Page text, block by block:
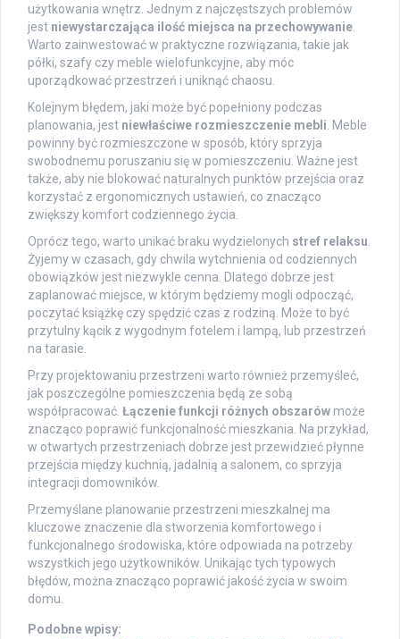
użytkowania wnętrz. Jednym z najczęstszych problemów
jest niewystarczająca ilość miejsca na przechowywanie
Warto zainwestować w praktyczne rozwiązania, takie jak
półki, szafy czy meble wielofunkcyjne, aby móc
uporządkować przestrzeń i uniknąć chaosu.
Kolejnym błędem, jaki może być popełniony podczas
planowania, jest niewłaściwe rozmieszczenie mebli . Meble
powinny być rozmieszczone w sposób, który sprzyja
swobodnemu poruszaniu się w pomieszczeniu. Ważne jest
także, aby nie blokować naturalnych punktów przejścia oraz
korzystać z ergonomicznych ustawień, co znacząco
zwiększy komfort codziennego życia.
Oprócz tego, warto unikać braku wydzielonych stref relaksu
Żyjemy w czasach, gdy chwila wytchnienia od codziennych
obowiązków jest niezwykle cenna. Dlatego dobrze jest
zaplanować miejsce, w którym będziemy mogli odpocząć,
poczytać książkę czy spędzić czas z rodziną. Może to być
przytulny kącik z wygodnym fotelem i lampą, lub przestrzeń
na tarasie.
Przy projektowaniu przestrzeni warto również przemyśleć,
jak poszczególne pomieszczenia będą ze sobą
współpracować. Łączenie funkcji różnych obszarów może
znacząco poprawić funkcjonalność mieszkania. Na przykład,
w otwartych przestrzeniach dobrze jest przewidzieć płynne
przejścia między kuchnią, jadalnią a salonem, co sprzyja
integracji domowników.
Przemyślane planowanie przestrzeni mieszkalnej ma
kluczowe znaczenie dla stworzenia komfortowego i
funkcjonalnego środowiska, które odpowiada na potrzeby
wszystkich jego użytkowników. Unikając tych typowych
błędów, można znacząco poprawić jakość życia w swoim
domu.
Podobne wpisy: